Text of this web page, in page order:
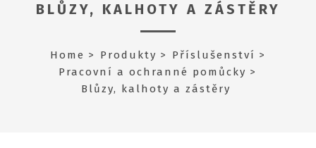
BLŮZY, KALHOTY A ZÁSTĚRY
Home Produkty
Příslušenství
Pracovní a ochranné pomůcky
Blůzy, kalhoty a zástěry